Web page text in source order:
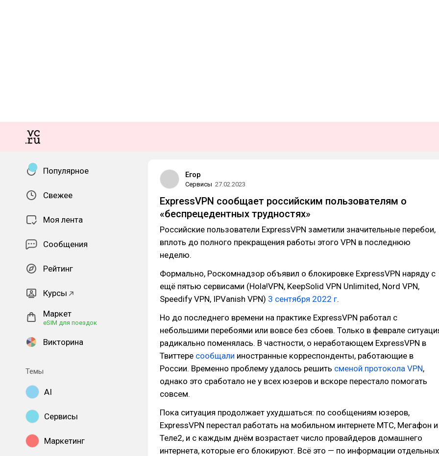
Популярное
Свежее
Моя лента
Сообщения
Рейтинг
Курсы
Маркет
eSIM для поездок
Викторина
Темы
AI
Сервисы
Маркетинг
Егор
Сервисы 27.02.2023
ExpressVPN сообщает российским пользователям о
«беспрецедентных трудностях»
Российские пользователи ExpressVPN заметили значительные перебои,
вплоть до полного прекращения работы этого VPN в последнюю
неделю.
Формально, Роскомнадзор объявил о блокировке ExpressVPN наряду с
ещё пятью сервисами (Hola!VPN, KeepSolid VPN Unlimited, Nord VPN,
Speedify VPN, IPVanish VPN) 3 сентября 2022 г.
Но до последнего времени на практике ExpressVPN работал с
небольшими перебоями или вовсе без сбоев. Только в феврале
радикально поменялась. В частности, о неработающем ExpressVPN в
Твиттере сообщали иностранные корреспонденты, работающие в
России. Временно проблему удалось решить сменой протокола VPN,
однако это сработало не у всех юзеров и вскоре перестало помогать
совсем.
Пока ситуация продолжает ухудшаться: по сообщениям юзеров,
ExpressVPN перестал работать на мобильном интернете МТС, Мегафон и
Теле2, и с каждым днём возрастает число провайдеров домашнего
интернета, которые его блокируют. Всё это — по информации отдельных